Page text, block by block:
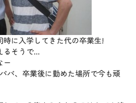
に入学してきた代の卒業生!
るそうで…
ー
パ、卒業後に勤めた場所で今も頑